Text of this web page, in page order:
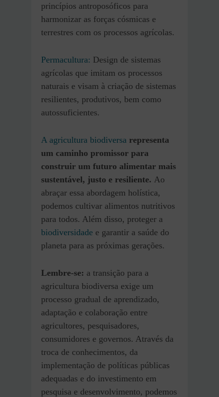
princípios antroposóficos para
harmonizar as forças cósmicas e
terrestres com os processos agrícolas.
Permacultura: Design de sistemas
agrícolas que imitam os processos
naturais e visam à criação de sistemas
resilientes, produtivos, bem como
autossuficientes.
A agricultura biodiversa representa
um caminho promissor para
construir um futuro alimentar mais
sustentável, justo e resiliente. Ao
abraçar essa abordagem holística,
podemos cultivar alimentos nutritivos
para todos. Além disso, proteger a
biodiversidade e garantir a saúde do
planeta para as próximas gerações.
Lembre-se: a transição para a
agricultura biodiversa exige um
processo gradual de aprendizado,
adaptação e colaboração entre
agricultores, pesquisadores,
consumidores e governos. Através da
troca de conhecimentos, da
implementação de políticas públicas
adequadas e do investimento em
pesquisa e desenvolvimento, podemos